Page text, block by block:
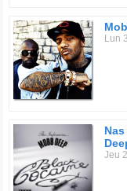
Lun
Jeu